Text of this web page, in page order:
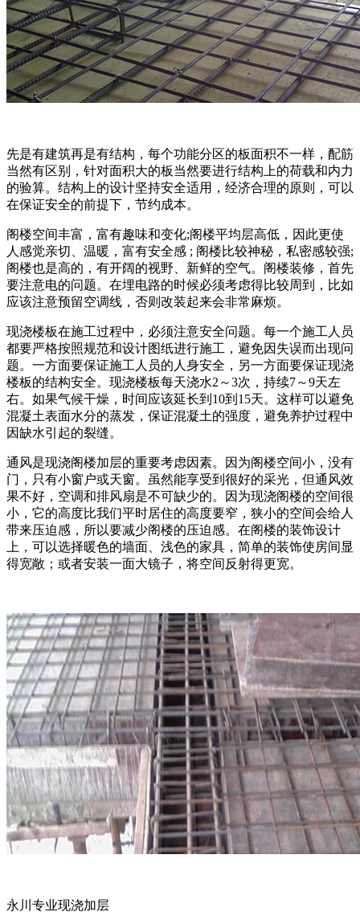
先是有建筑再是有结构，每个功能分区的板面积不一样，配筋
当然有区别，针对面积大的板当然要进行结构上的荷载和内力
的验算。结构上的设计坚持安全适用，经济合理的原则，可以
在保证安全的前提下，节约成本。
阁楼空间丰富，富有趣味和变化;阁楼平均层高低，因此更使
人感觉亲切、温暖，富有安全感 ; 阁楼比较神秘，私密感较强;
阁楼也是高的，有开阔的视野、新鲜的空气。阁楼装修，首先
要注意电的问题。在埋电路的时候必须考虑得比较周到，比如
应该注意预留空调线，否则改装起来会非常麻烦。
现浇楼板在施工过程中，必须注意安全问题。每一个施工人员
都要严格按照规范和设计图纸进行施工，避免因失误而出现问
题。一方面要保证施工人员的人身安全，另一方面要保证现浇
楼板的结构安全。现浇楼板每天浇水2～3次，持续7～9天左
右。如果气候干燥，时间应该延长到10到15天。这样可以避免
混凝土表面水分的蒸发，保证混凝土的强度，避免养护过程中
因缺水引起的裂缝。
通风是现浇阁楼加层的重要考虑因素。因为阁楼空间小，没有
门，只有小窗户或天窗。虽然能享受到很好的采光，但通风效
果不好，空调和排风扇是不可缺少的。因为现浇阁楼的空间很
小，它的高度比我们平时居住的高度要窄，狭小的空间会给人
带来压迫感，所以要减少阁楼的压迫感。在阁楼的装饰设计
上，可以选择暖色的墙面、浅色的家具，简单的装饰使房间显
得宽敞；或者安装一面大镜子，将空间反射得更宽。
永川专业现浇加层